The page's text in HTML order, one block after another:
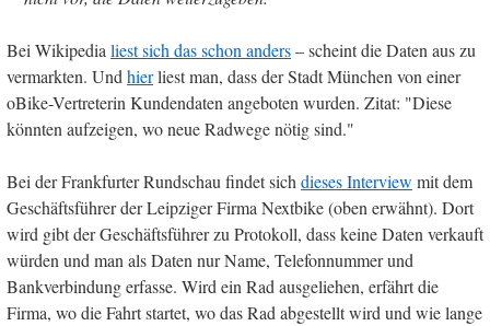
Bei Wikipedialiest sich das schon anders– scheint die Daten aus zu
vermarkten. Undhierliest man, dass der Stadt München von einer
oBike-Vertreterin Kundendaten angeboten wurden. Zitat: "Diese
könnten aufzeigen, wo neue Radwege nötig sind."
Bei der Frankfurter Rundschau findet sichdieses Interview mit dem
Geschäftsführer der Leipziger Firma Nextbike (oben erwähnt). Dort
wird gibt der Geschäftsführer zu Protokoll, dass keine Daten verkauft
würden und man als Daten nur Name, Telefonnummer und
Bankverbindung erfasse. Wird ein Rad ausgeliehen, erfährt die
Firma, wo die Fahrt startet, wo das Rad abgestellt wird und wie lange